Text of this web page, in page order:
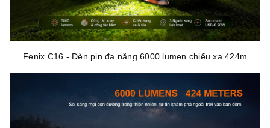
Fenix C16 - Đèn pin đa năng 6000 lumen chiếu xa 424m